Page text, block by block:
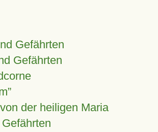
Gefährten
Gefährten
der heiligen Maria